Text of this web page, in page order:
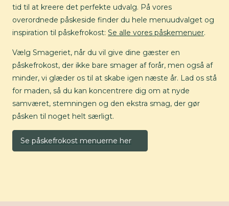
tid til at kreere det perfekte udvalg. På vores
overordnede påskeside finder du hele menuudvalget og
inspiration til påskefrokost: Se alle vores påskemenuer.
Vælg Smageriet, når du vil give dine gæster en
påskefrokost, der ikke bare smager af forår, men også af
minder, vi glæder os til at skabe igen næste år. Lad os stå
for maden, så du kan koncentrere dig om at nyde
samværet, stemningen og den ekstra smag, der gør
påsken til noget helt særligt.
Se påskefrokost menuerne her